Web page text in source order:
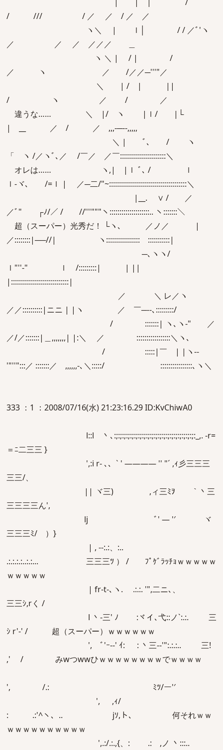
/ /// / ／ ／ / ／ ／
ヽ＼ | ｌ│ / / ／ﾞ'ヽ
／ ／ ／ ／／／ ＿
ヽ ＼ | / | /
／ ヽ ／ /／／─'''"／
＼ | / | ||
/ ヽ ／ / ／
違うな…… ＼ |/ ヽ |ｌ/ |└
| __ ／ / ／ ,,,-─‐-,,,,,
＼ | ﾞ､ / ヽ
「 ヽ /／ヽﾞ､／ /￣／ ／￣:::::::::::::::::::::::＼
オレは…… ヽ,| |ｌ ﾞ､ / ｌ
ｌ-ヾ､ /=ｌ | ／─二/"~:::::::::::::::::::::::::::::::::::::::＼
|__. ∨ / ／
／ﾞ" ┌ﾉ/／ /￣ //'''"""ヽ::::::::::::::::::::.. ヽ:::::::＼
超（スーパー）光秀だ！ └ヽ､ ／ノ／ |
／::::::::|──//| ヽ::::::::::::::::: :::::::::::|
─､ヽヽ/
ｌ"''‐" ｌ /:::::::::| | ||
|:::::::::::::::::::::::::::::|
／ ＼ レ／ヽ
／／::::::::::|ニニ | |ヽ ／ ￣─--､:::::::::/
/ :::::::| ヽ､ヽ‐" ／
／/／:::::::|＿,,,,,,,| |:＼ ／ :::::::::::::::::＼ヽ､
/ :::::|￣ | |ヽ--
'"''":::／ :::::::／ ,,,,,,-､＼:::::/ ::::::::::::::::､ヽ＼
333 ：1 ：2008/07/16(水) 21:23:16.29 ID:KvChiwA0
l::l 丶､:;:;:;:;:;:;:;:;:;:;:;:;:;:;:;:;:;:;:;:;:_,. -r=
＝ﾆ二三三 }
',:i r- ､、` ' ―――― '' "´ ,ｨ彡三三三
三三/、
|| ヾ三) ,ィ三ﾐｦ ｀丶三
三三三三ん',
lj ﾞ' ― '′ ヾ
三三三ﾐ/ ）}
| , --:.:、:..
.:.:.:.:..:.:... 三三三ﾂ ） / ﾌﾟｹﾞﾗｯﾁｮｗｗｗｗｗ
ｗｗｗｗｗ
| fr‐t-､ヽ. .:.:. '",二ニ､、
三三ｼ,rく /
l 丶‐三' ﾉ :ヾイ､弋::ノ`:.:. 三
ｼ r'‐' / 超（スーパー）ｗｗｗｗｗｗ
', ﾞ'ｰ-‐' ｲ: : 丶三-‐'":.:.:.. 三!
,' / みwつwwひｗｗｗｗｗｗｗｗでｗｗｗｗ
', /.: ﾐﾂ/ー'′
', ,ｨ/
: .:'^ヽ、.. jｿ,ト､ 何それｗｗ
ｗｗｗｗｗｗｗｗｗｗ
',.:/.:.,{、: .: ,ノ 丶:::..